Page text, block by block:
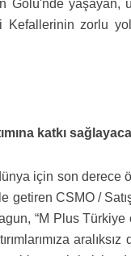
Gölü'nde yaşayan,
Kefallerinin zorlu
katkı
için son derece
getiren CSMO /
“M Plus